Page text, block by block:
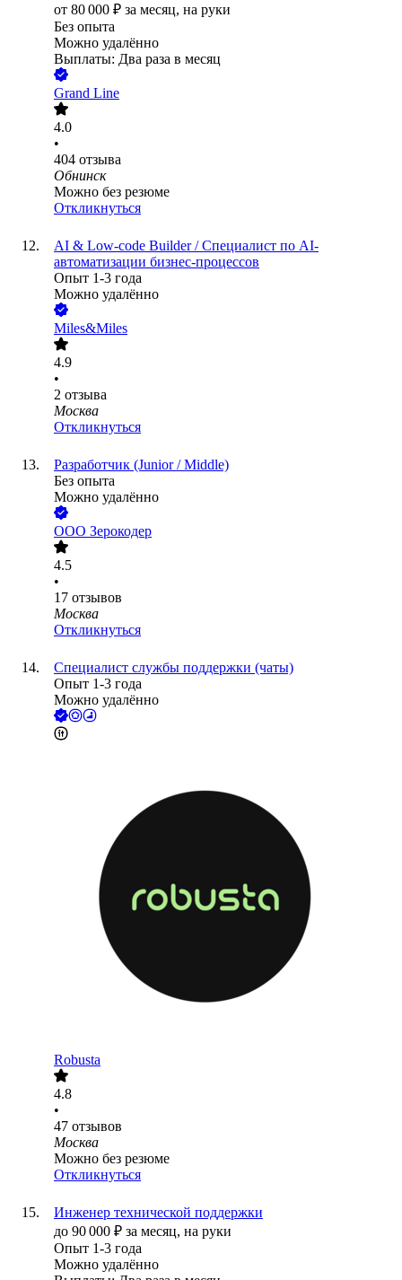
от 80 000 ₽ за месяц, на руки
Без опыта
Можно удалённо
Выплаты: Два раза в месяц
Grand Line
4.0
•
404 отзыва
Обнинск
Можно без резюме
Откликнуться
AI & Low-code Builder / Специалист по AI-
автоматизации бизнес-процессов
Опыт 1-3 года
Можно удалённо
Miles&Miles
4.9
•
2 отзыва
Москва
Откликнуться
Разработчик (Junior / Middle)
Без опыта
Можно удалённо
ООО Зерокодер
4.5
•
17 отзывов
Москва
Откликнуться
Специалист службы поддержки (чаты)
Опыт 1-3 года
Можно удалённо
Robusta
4.8
•
47 отзывов
Москва
Можно без резюме
Откликнуться
Инженер технической поддержки
до 90 000 ₽ за месяц, на руки
Опыт 1-3 года
Можно удалённо